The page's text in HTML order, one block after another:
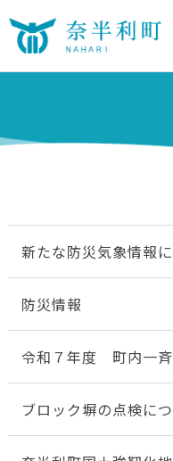
新たな防災気象情報
防災情報
令和７年度 町内一
ブロック塀の点検に